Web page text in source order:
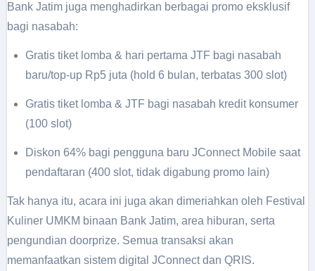
Bank Jatim juga menghadirkan berbagai promo eksklusif
bagi nasabah:
Gratis tiket lomba & hari pertama JTF bagi nasabah
baru/top-up Rp5 juta (hold 6 bulan, terbatas 300 slot)
Gratis tiket lomba & JTF bagi nasabah kredit konsumer
(100 slot)
Diskon 64% bagi pengguna baru JConnect Mobile saat
pendaftaran (400 slot, tidak digabung promo lain)
Tak hanya itu, acara ini juga akan dimeriahkan oleh Festival
Kuliner UMKM binaan Bank Jatim, area hiburan, serta
pengundian doorprize. Semua transaksi akan
memanfaatkan sistem digital JConnect dan QRIS.